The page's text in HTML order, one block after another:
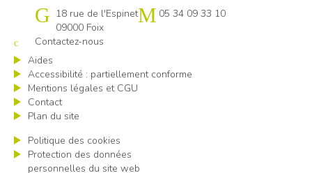
Cap emploi 09-31 Comminges
18 rue de l'Espinet
09000 Foix
05 34 09 33 10
Contactez-nous
Aides
Accessibilité : partiellement conforme
Mentions légales et CGU
Contact
Plan du site
Politique des cookies
Protection des données
personnelles du site web